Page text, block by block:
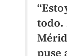
todo.
puse